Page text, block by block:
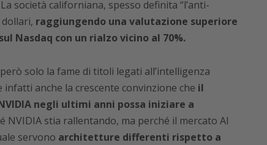
società californiana, spesso definita “l’anti-
raggiungendo una valutazione superiore
Nasdaq con un rialzo vicino al 70%.
solo la fame di titoli legati all’intelligenza
anche la crescente convinzione che il
negli ultimi anni possa iniziare a
stia rallentando, ma perché il mercato AI
servono architetture differenti rispetto a